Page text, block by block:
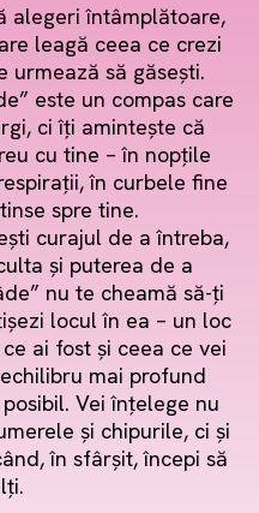
alegeri întâmplătoare,
leagă ceea ce crezi
urmează să găsești.
este un compas care
ci îți amintește că
cu tine – în nopțile
în curbele fine
spre tine.
curajul de a întreba,
și puterea de a
nu te cheamă să-ți
locul în ea – un loc
ai fost și ceea ce vei
mai profund
Vei înțelege nu
și chipurile, ci și
în sfârșit, începi să